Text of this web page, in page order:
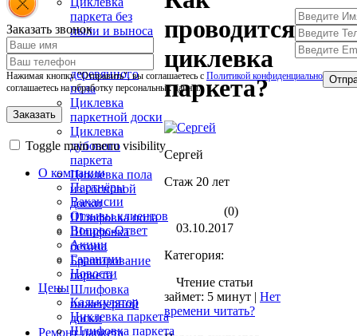
Заказать звонок
Нажимая кнопку "Отправить", вы соглашаетесь с Политикой конфиденциальности, и
соглашаетесь на обработку персональных данных
Toggle main menu visibility
О компании
Партнёры
Вакансии
Отзывы клиентов
Вопрос-Ответ
Акции
Гарантии
Новости
Цены
Калькулятор
Циклевка паркета
Шлифовка паркета
паркета без
пыли и выноса
Циклевка
деревянного
пола
Циклевка
паркетной доски
Циклевка
дубового
паркета
Циклевка пола
из сосновой
доски
Шлифовка пола
Шлифовка
бетона
Браширование
паркета
Шлифовка
инженерной
доски
Ремонт паркета
проводится
циклевка
паркета?
Сергей
Стаж 20 лет
(0)
03.10.2017
Категория:
Чтение статьи
займет: 5 минут | Нет
времени читать?